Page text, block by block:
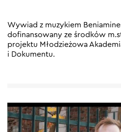
Wywiad z muzykiem
dofinansowany ze środków
projektu Młodzieżowa
i Dokumentu.